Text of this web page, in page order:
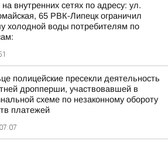
на внутренних сетях по адресу: ул.
65 РВК-Липецк ограничил
холодной воды потребителям по
полицейские пресекли деятельность
дропперши, участвовавшей в
схеме по незаконному обороту
платежей
07:07